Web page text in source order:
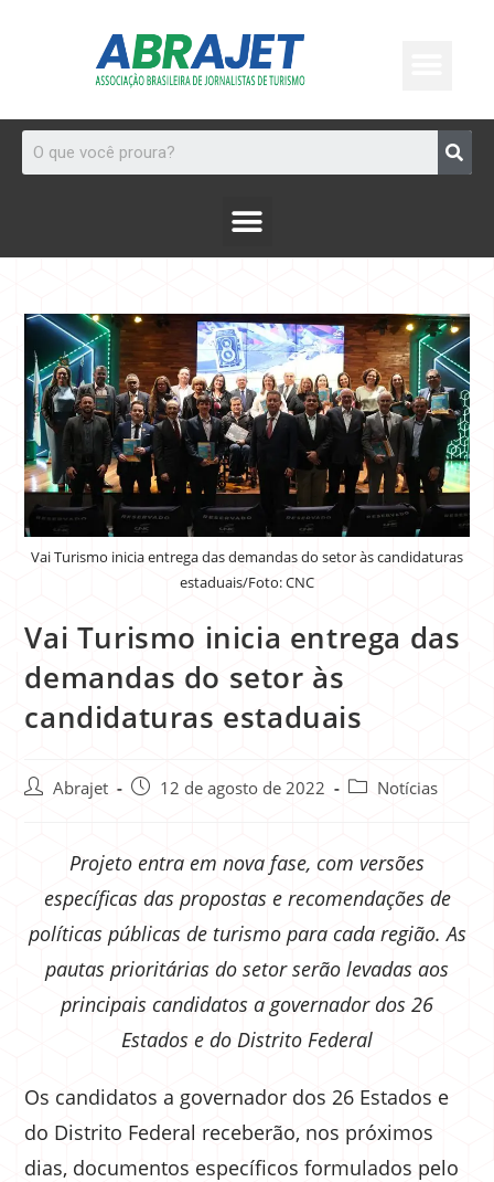
Vai Turismo inicia entrega das demandas do setor às candidaturas
estaduais/Foto: CNC
Vai Turismo inicia entrega das
demandas do setor às
candidaturas estaduais
Abrajet 12 de agosto de 2022 Notícias
Projeto entra em nova fase, com versões
específicas das propostas e recomendações de
políticas públicas de turismo para cada região. As
pautas prioritárias do setor serão levadas aos
principais candidatos a governador dos 26
Estados e do Distrito Federal
Os candidatos a governador dos 26 Estados e
do Distrito Federal receberão, nos próximos
dias, documentos específicos formulados pelo